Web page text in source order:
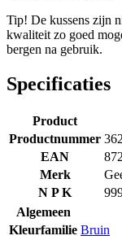
Tip! De kussens zijn
kwaliteit zo goed
bergen na gebruik.
Specificaties
Product
Productnummer
EAN
Merk
N P K
Algemeen
Kleurfamilie Bruin